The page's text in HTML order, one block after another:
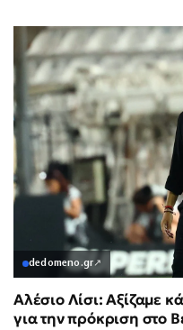
dedomeno.gr↗
Αλέσιο Λίσι: Αξίζαμε
για την πρόκριση στο